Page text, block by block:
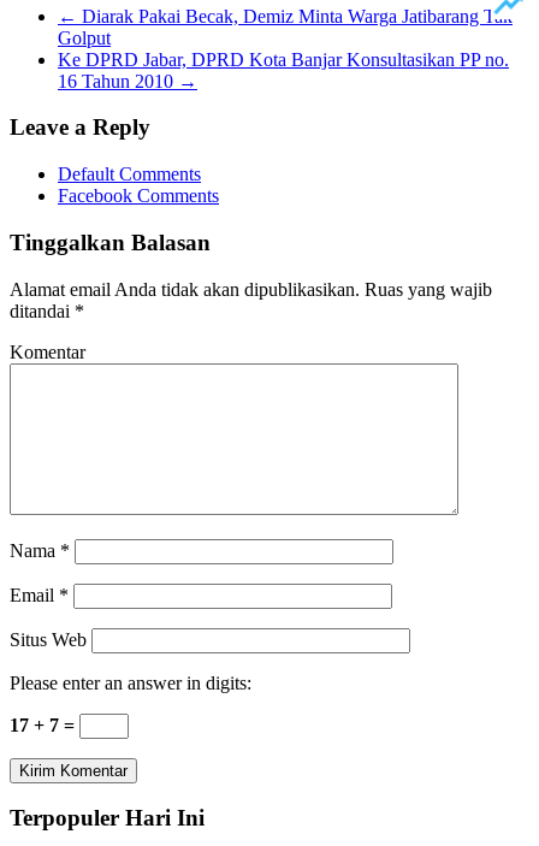
← Diarak Pakai Becak, Demiz Minta Warga Jatibarang Tak
Golput
Ke DPRD Jabar, DPRD Kota Banjar Konsultasikan PP no.
16 Tahun 2010 →
Leave a Reply
Default Comments
Facebook Comments
Tinggalkan Balasan
Alamat email Anda tidak akan dipublikasikan. Ruas yang wajib
ditandai *
Komentar
Nama *
Email *
Situs Web
Please enter an answer in digits:
17 + 7 =
Terpopuler Hari Ini